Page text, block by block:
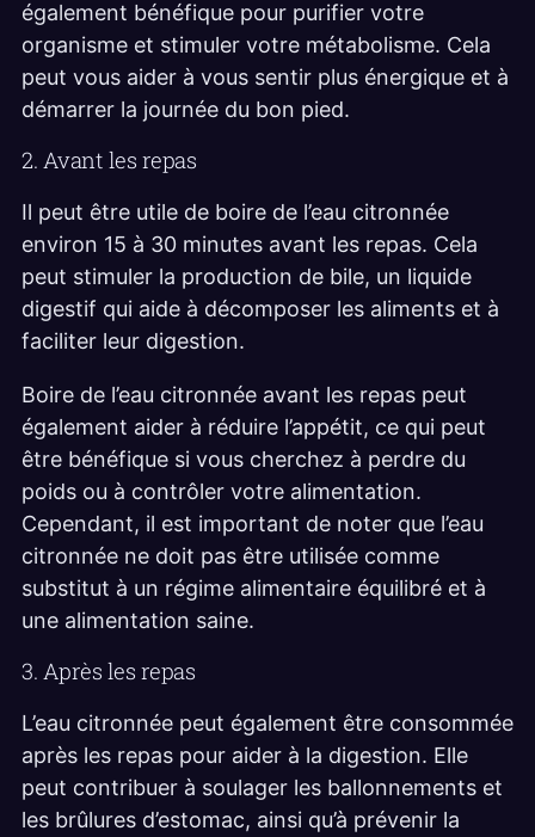
également bénéfique pour purifier votre
organisme et stimuler votre métabolisme. Cela
peut vous aider à vous sentir plus énergique et à
démarrer la journée du bon pied.
2. Avant les repas
Il peut être utile de boire de l’eau citronnée
environ 15 à 30 minutes avant les repas. Cela
peut stimuler la production de bile, un liquide
digestif qui aide à décomposer les aliments et à
faciliter leur digestion.
Boire de l’eau citronnée avant les repas peut
également aider à réduire l’appétit, ce qui peut
être bénéfique si vous cherchez à perdre du
poids ou à contrôler votre alimentation.
Cependant, il est important de noter que l’eau
citronnée ne doit pas être utilisée comme
substitut à un régime alimentaire équilibré et à
une alimentation saine.
3. Après les repas
L’eau citronnée peut également être consommée
après les repas pour aider à la digestion. Elle
peut contribuer à soulager les ballonnements et
les brûlures d’estomac, ainsi qu’à prévenir la